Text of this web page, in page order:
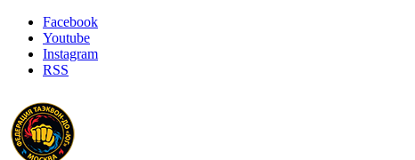
Facebook
Youtube
Instagram
RSS